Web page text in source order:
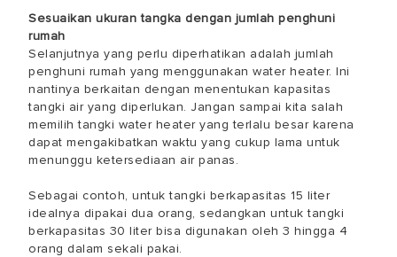
Sesuaikan ukuran tangka dengan jumlah penghuni
rumah
Selanjutnya yang perlu diperhatikan adalah jumlah
penghuni rumah yang menggunakan water heater. Ini
nantinya berkaitan dengan menentukan kapasitas
tangki air yang diperlukan. Jangan sampai kita salah
memilih tangki water heater yang terlalu besar karena
dapat mengakibatkan waktu yang cukup lama untuk
menunggu ketersediaan air panas.
Sebagai contoh, untuk tangki berkapasitas 15 liter
idealnya dipakai dua orang, sedangkan untuk tangki
berkapasitas 30 liter bisa digunakan oleh 3 hingga 4
orang dalam sekali pakai.